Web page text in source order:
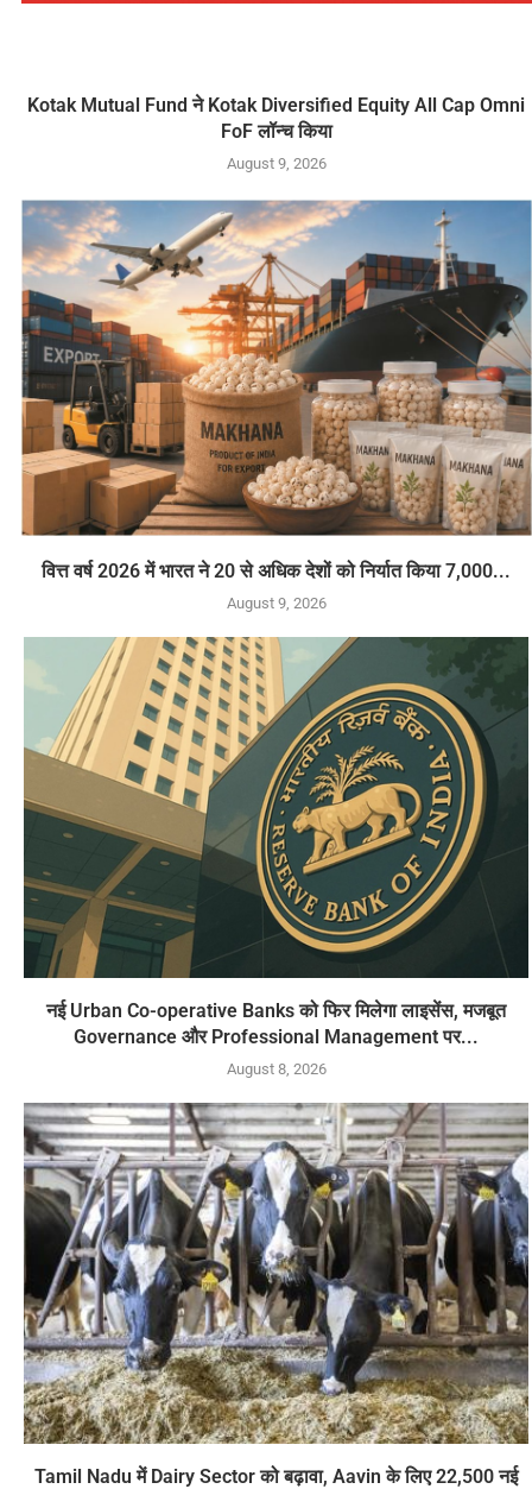
Kotak Mutual Fund ने Kotak Diversified Equity All Cap Omni
FoF लॉन्च किया
August 9, 2026
वित्त वर्ष 2026 में भारत ने 20 से अधिक देशों को निर्यात किया 7,000...
August 9, 2026
नई Urban Co-operative Banks को फिर मिलेगा लाइसेंस, मजबूत
Governance और Professional Management पर...
August 8, 2026
Tamil Nadu में Dairy Sector को बढ़ावा, Aavin के लिए 22,500 नई